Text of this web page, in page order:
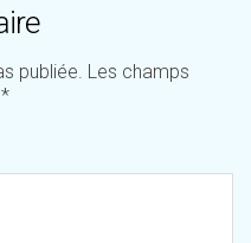
publiée. Les champs
*